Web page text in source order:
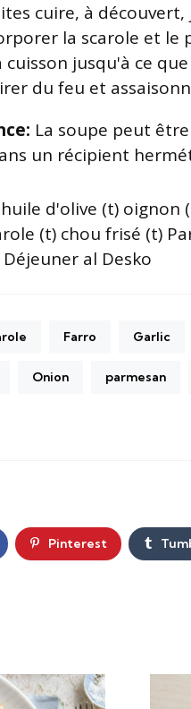
cuire, à
la scarole et le
cuisson jusqu'à ce
du feu et
La soupe peut
un récipient
d'olive (t)
(t) chou frisé (t)
al Desko
Farro Garlic
Onion parmesan
Pinterest